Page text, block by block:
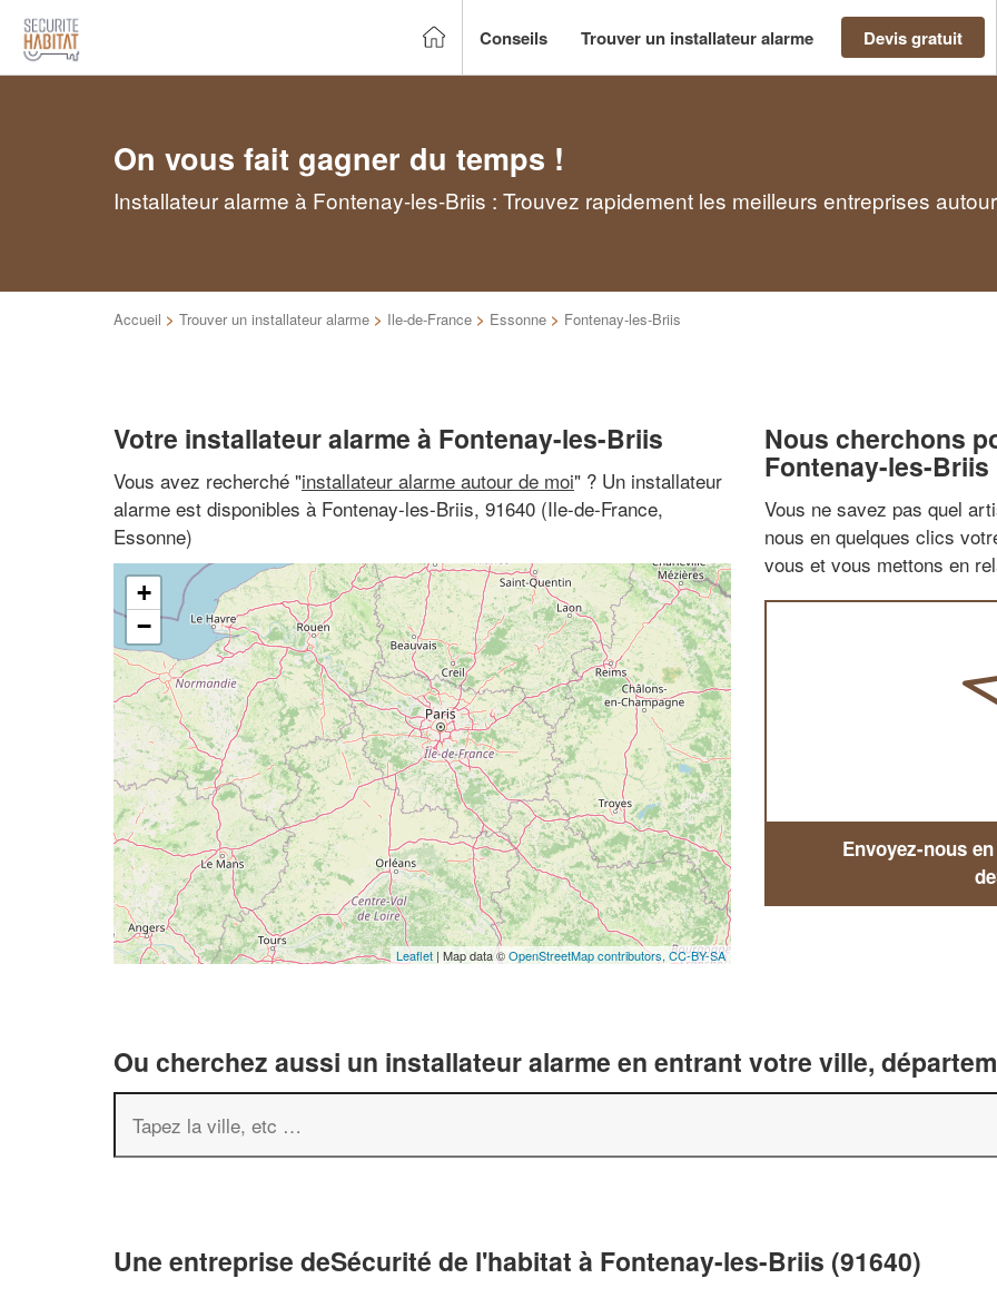
Conseils Trouver un installateur alarme Devis gratuit
On vous fait gagner du temps !
Installateur alarme à Fontenay-les-Briis : Trouvez rapidement les meilleurs entreprises
Accueil > Trouver un installateur alarme > Ile-de-France > Essonne > Fontenay-les-Briis
Votre installateur alarme à Fontenay-les-Briis
Vous avez recherché "installateur alarme autour de moi" ? Un installateur
alarme est disponibles à Fontenay-les-Briis, 91640 (Ile-de-France,
Essonne)
+
−
Leaflet | Map data ©OpenStreetMap contributors, CC-BY-SA
Nous cherchons
Fontenay-les-Briis
Vous ne savez pas quel
nous en quelques clics
vous et vous mettons en
Envoyez-nous
Ou cherchez aussi un installateur alarme en entrant votre ville,
Une entreprise deSécurité de l'habitat à Fontenay-les-Briis (91640)